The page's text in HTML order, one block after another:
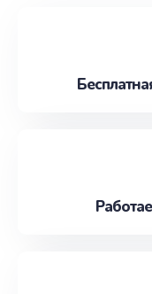
наилучшим